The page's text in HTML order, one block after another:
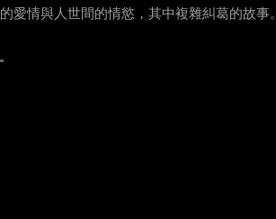
愛情與人世間的情慾，其中複雜糾葛的故事。